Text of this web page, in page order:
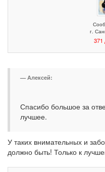
г.
371
Алексей:
Спасибо большое за
лучшее.
У таких внимательных и
должно быть! Только к